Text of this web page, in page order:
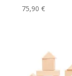
75,90 €